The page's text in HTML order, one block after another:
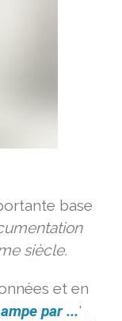
base
siècle.
et en
par ...'